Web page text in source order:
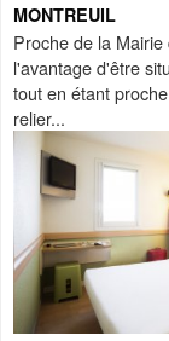
MONTREUIL
Proche de la
l'avantage d'être
tout en étant
relier...